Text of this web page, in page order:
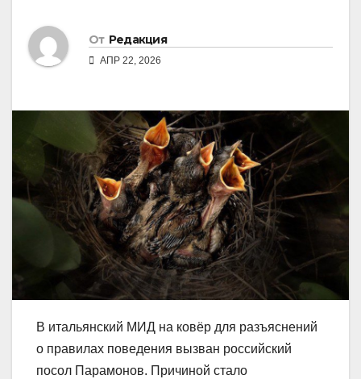
От Редакция
АПР 22, 2026
В итальянский МИД на ковёр для разъяснений
о правилах поведения вызван российский
посол Парамонов. Причиной стало